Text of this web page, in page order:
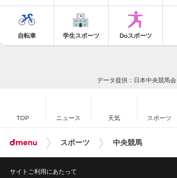
自転車 学生スポーツ Doスポーツ
データ提供：日本中央競馬会
TOP ニュース 天気 スポーツ
スポーツ 中央競馬
サイトご利用にあたって